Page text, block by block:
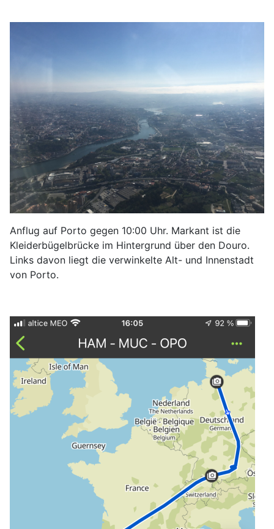
Anflug auf Porto gegen 10:00 Uhr. Markant ist die
Kleiderbügelbrücke im Hintergrund über den Douro.
Links davon liegt die verwinkelte Alt- und Innenstadt
von Porto.